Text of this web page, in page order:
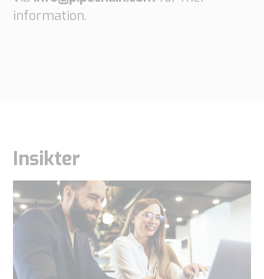
information.
Insikter
Nödvändiga
För att vi ska
kunna
förbättra
webbplatsens
funktionalitet
och struktur,